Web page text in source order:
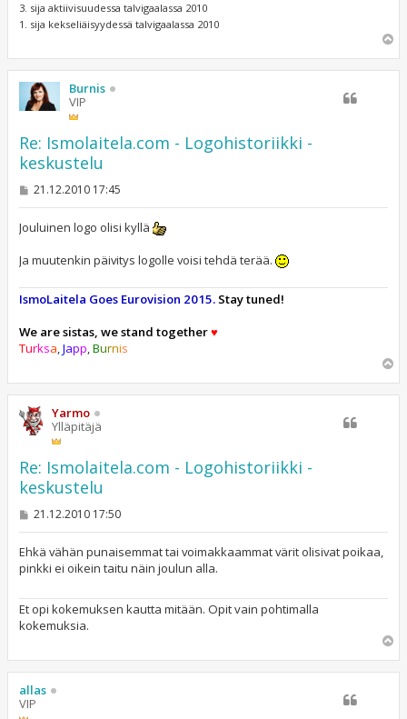
3. sija aktiivisuudessa talvigaalassa 2010
1. sija kekseliäisyydessä talvigaalassa 2010
ö
Burnis
VIP
Re: Ismolaitela.com - Logohistoriikki -
keskustelu
V
s
21.12.2010 17:45
Jouluinen logo olisi kyllä
Ja muutenkin päivitys logolle voisi tehdä terää.
IsmoLaitela Goes Eurovision 2015.Stay tuned!
We are sistas, we stand together♥
Turksa,Japp,Burnis
ö
Yarmo
Ylläpitäjä
Re: Ismolaitela.com - Logohistoriikki -
keskustelu
V
s
t
i
21.12.2010 17:50
Ehkä vähän punaisemmat tai voimakkaammat värit olisivat poikaa,
pinkki ei oikein taitu näin joulun alla.
Et opi kokemuksen kautta mitään. Opit vain pohtimalla
kokemuksia.
l
ö
allas
VIP